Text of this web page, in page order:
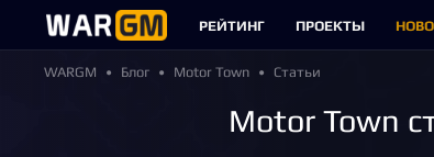
РЕЙТИНГ ПРОЕКТЫ
WARGM Блог Motor Town Статьи
Motor Town